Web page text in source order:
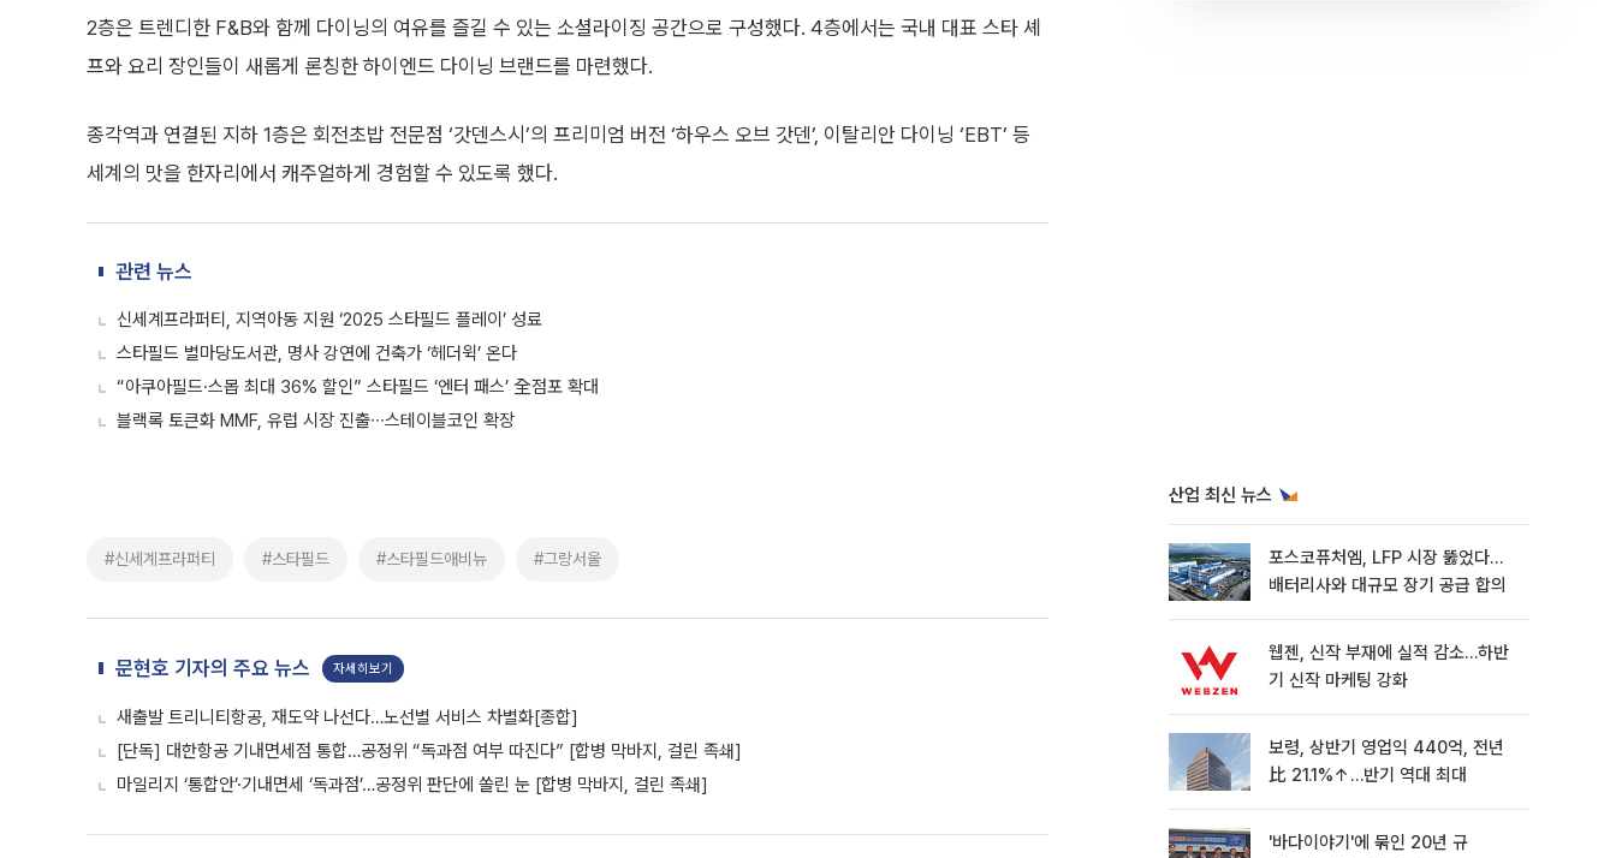
2층은 트렌디한 F&B와 함께 다이닝의 여유를 즐길 수 있는 소셜라이징 공간으로 구성했다. 4층에서는 국내 대표 스타 셰
프와 요리 장인들이 새롭게 론칭한 하이엔드 다이닝 브랜드를 마련했다.
종각역과 연결된 지하 1층은 회전초밥 전문점 ‘갓덴스시’의 프리미엄 버전 ‘하우스 오브 갓덴’, 이탈리안 다이닝 ‘EBT’ 등
세계의 맛을 한자리에서 캐주얼하게 경험할 수 있도록 했다.
관련 뉴스
신세계프라퍼티, 지역아동 지원 ‘2025 스타필드 플레이’ 성료
스타필드 별마당도서관, 명사 강연에 건축가 ‘헤더윅’ 온다
“아쿠아필드·스몹 최대 36% 할인” 스타필드 ‘엔터 패스’ 全점포 확대
블랙록 토큰화 MMF, 유럽 시장 진출∙∙∙스테이블코인 확장
#신세계프라퍼티 #스타필드 #스타필드애비뉴 #그랑서울
문현호 기자의 주요 뉴스 자세히보기
새출발 트리니티항공, 재도약 나선다…노선별 서비스 차별화[종합]
[단독] 대한항공 기내면세점 통합…공정위 “독과점 여부 따진다” [합병 막바지, 걸린 족쇄]
마일리지 ‘통합안’·기내면세 ‘독과점’…공정위 판단에 쏠린 눈 [합병 막바지, 걸린 족쇄]
산업 최신 뉴스
포스코퓨처엠, LFP 시장 뚫었다…
배터리사와 대규모 장기 공급 합의
웹젠, 신작 부재에 실적 감소…하반
기 신작 마케팅 강화
보령, 상반기 영업익 440억, 전년
比 21.1%↑…반기 역대 최대
'바다이야기'에 묶인 20년 규